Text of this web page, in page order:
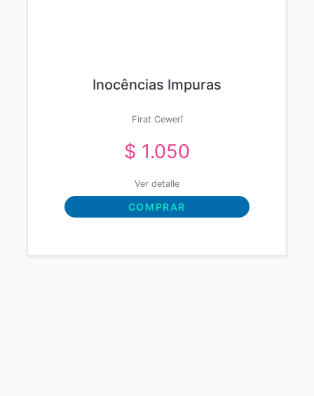
Inocências Impuras
Firat Cewerî
$ 1.050
Ver detalle
COMPRAR